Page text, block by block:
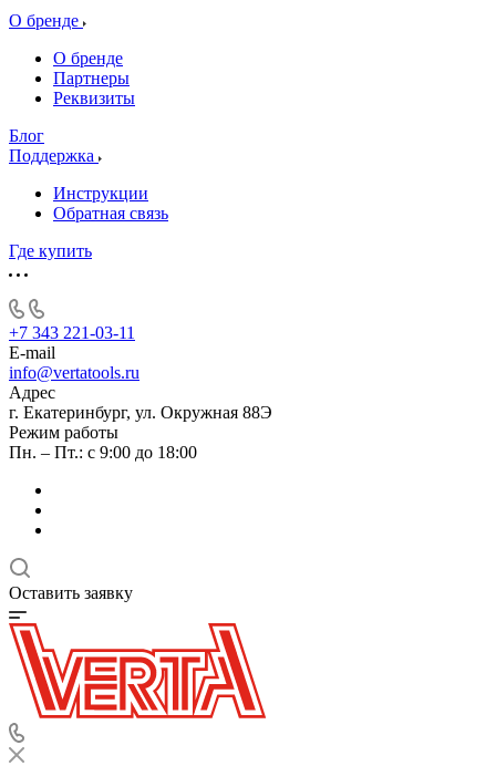
О бренде
О бренде
Партнеры
Реквизиты
Блог
Поддержка
Инструкции
Обратная связь
Где купить
+7 343 221-03-11
E-mail
info@vertatools.ru
Адрес
г. Екатеринбург, ул. Окружная 88Э
Режим работы
Пн. – Пт.: с 9:00 до 18:00
Оставить заявку